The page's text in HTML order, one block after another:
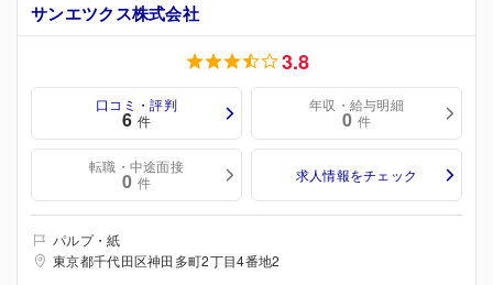
サンエツクス株式会社
3.8
口コミ・評判
6 件
年収・給与明細
0 件
転職・中途面接
0 件 求人情報をチェック
パルプ・紙
東京都千代田区神田多町2丁目4番地2